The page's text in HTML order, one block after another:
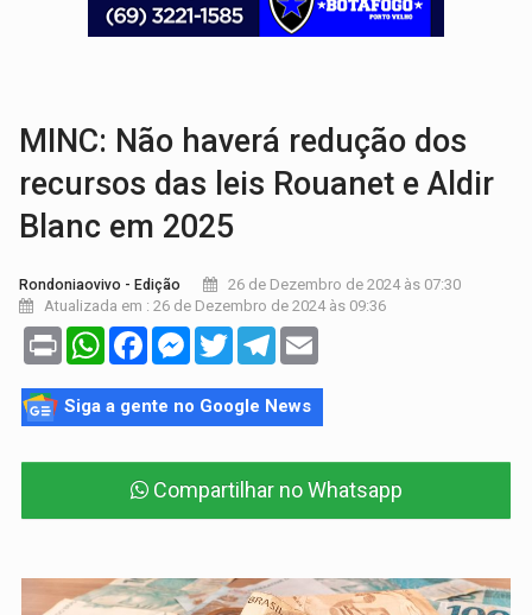
ELEIÇÕES 2026: Candidato a deputado estadual declara carros por R$ 25 e
MINC: Não haverá redução dos
recursos das leis Rouanet e Aldir
Blanc em 2025
Rondoniaovivo - Edição
26 de Dezembro de 2024 às 07:30
Atualizada em : 26 de Dezembro de 2024 às 09:36
Print WhatsAppFacebookMessenger
TwitterTelegram
Siga a gente no Google News
Compartilhar no Whatsapp